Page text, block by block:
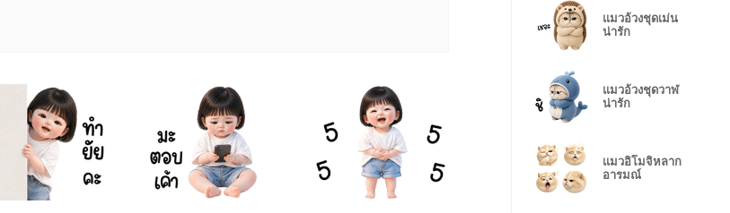
แมวอ้วงชุดเม่น
น่ารัก
แมวอ้วงชุดวาฬ
น่ารัก
แมวอิโมจิหลาก
อารมณ์